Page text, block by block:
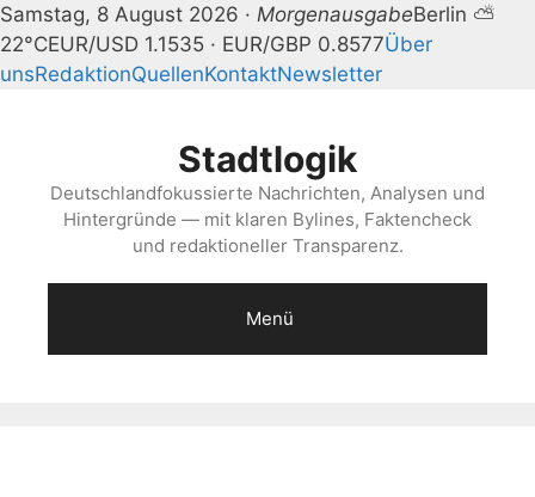
Samstag, 8 August 2026 · MorgenausgabeBerlin ⛅
22°CEUR/USD 1.1535 · EUR/GBP 0.8577Über
unsRedaktionQuellenKontaktNewsletter
Stadtlogik
Deutschlandfokussierte Nachrichten, Analysen und
Hintergründe — mit klaren Bylines, Faktencheck
und redaktioneller Transparenz.
Menü